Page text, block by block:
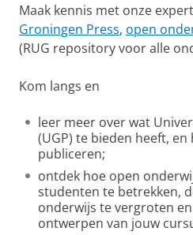
Maak kennis met onze
Groningen Press, open
(RUG repository voor alle
Kom langs en
leer meer over wat
(UGP) te bieden heeft,
publiceren;
ontdek hoe open
studenten te betrekken,
onderwijs te vergroten
ontwerpen van jouw